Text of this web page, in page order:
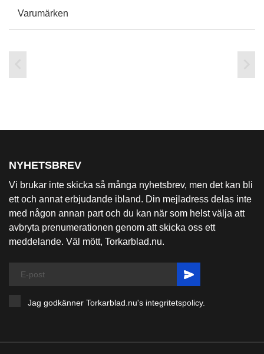
Varumärken
NYHETSBREV
Vi brukar inte skicka så många nyhetsbrev, men det kan bli
ett och annat erbjudande ibland. Din mejladress delas inte
med någon annan part och du kan när som helst välja att
avbryta prenumerationen genom att skicka oss ett
meddelande. Väl mött, Torkarblad.nu.
Jag godkänner Torkarblad.nu's integritetspolicy.